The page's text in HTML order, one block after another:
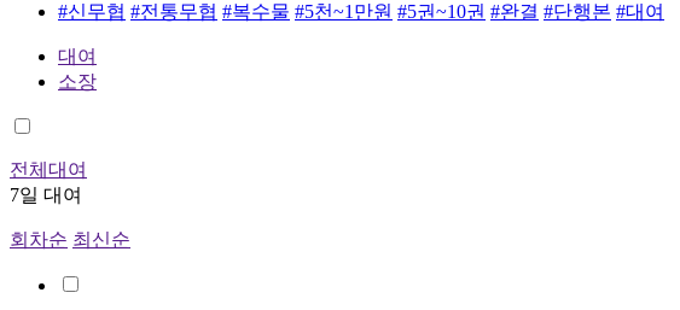
#신무협 #전통무협 #복수물 #5천~1만원 #5권~10권 #완결 #단행본 #대여
대여
소장
전체대여
7일 대여
회차순 최신순